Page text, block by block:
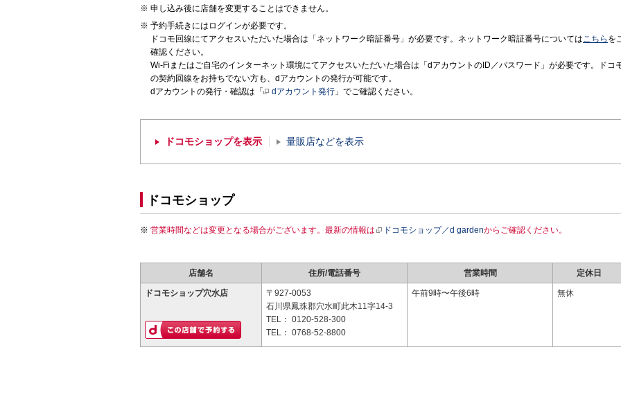
申し込み後に店舗を変更することはできません。
予約手続きにはログインが必要です。
ドコモ回線にてアクセスいただいた場合は「ネットワーク暗証番号」が必要です。ネットワーク暗証番号についてはこちら を
確認ください。
Wi-Fiまたはご自宅のインターネット環境にてアクセスいただいた場合は「dアカウントのID／パスワード」が必要です。ドコ
の契約回線をお持ちでない方も、dアカウントの発行が可能です。
dアカウントの発行・確認は「
dアカウント発行 」でご確認ください。
ドコモショップを表示 量販店などを表示
ドコモショップ
営業時間などは変更となる場合がございます。最新の情報は ドコモショップ／d gardenからご確認ください。
店舗名 住所/電話番号 営業時間 定休日
ドコモショップ穴水店
〒927-0053
石川県鳳珠郡穴水町此木11字14-3
TEL： 0120-528-300
TEL： 0768-52-8800
午前9時〜午後6時 無休